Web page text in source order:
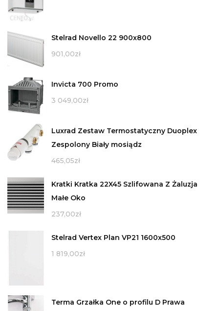
Stelrad Novello 22 900x800
901,00zł
Invicta 700 Promo
3 049,00zł
Luxrad Zestaw Termostatyczny Duoplex
Zespolony Biały mosiądz
465,05zł
Kratki Kratka 22X45 Szlifowana Z Żaluzja
Małe Oko
237,00zł
Stelrad Vertex Plan VP21 1600x500
1 819,00zł
Terma Grzałka One o profilu D Prawa